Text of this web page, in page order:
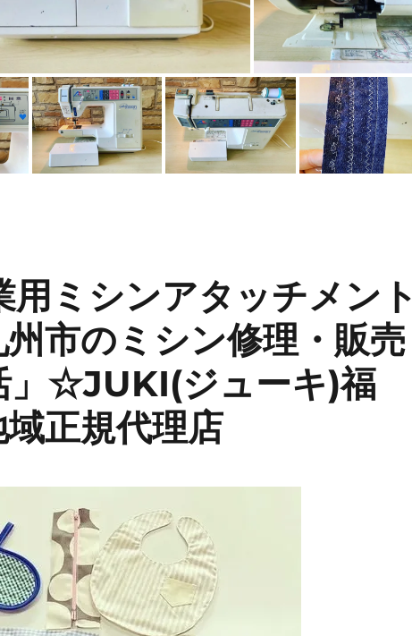
ミシンアタッチメント
市のミシン修理・販売
」☆JUKI(ジューキ)福
正規代理店